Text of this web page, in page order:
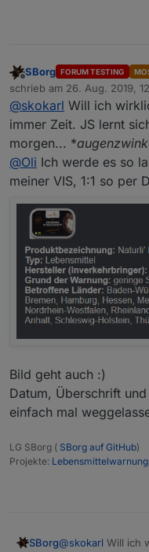
Offline
SBorg FORUM TESTING
schrieb am 26. Aug. 2019,
zuletzt editiert von
@skokarl Will ich
immer Zeit. JS lernt
morgen... *
@Oli Ich werde es so
meiner VIS, 1:1 so per
Bild geht auch :)
Datum, Überschrift
einfach mal
LG SBorg ( SBorg auf GitHub)
Projekte:
SBorg@skokarl Will ich